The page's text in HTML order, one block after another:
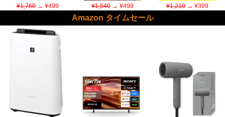
¥1,760→ ¥499 ¥1,540→ ¥499 ¥1,210→ ¥399
Amazon タイムセール